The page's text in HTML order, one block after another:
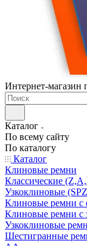
Интернет-магазин
Каталог
По всему сайту
По каталогу
Каталог
Клиновые ремни
Классические
Узкоклиновые
Клиновые ремни с
Клиновые ремни
Узкоклиновые
Шестигранные